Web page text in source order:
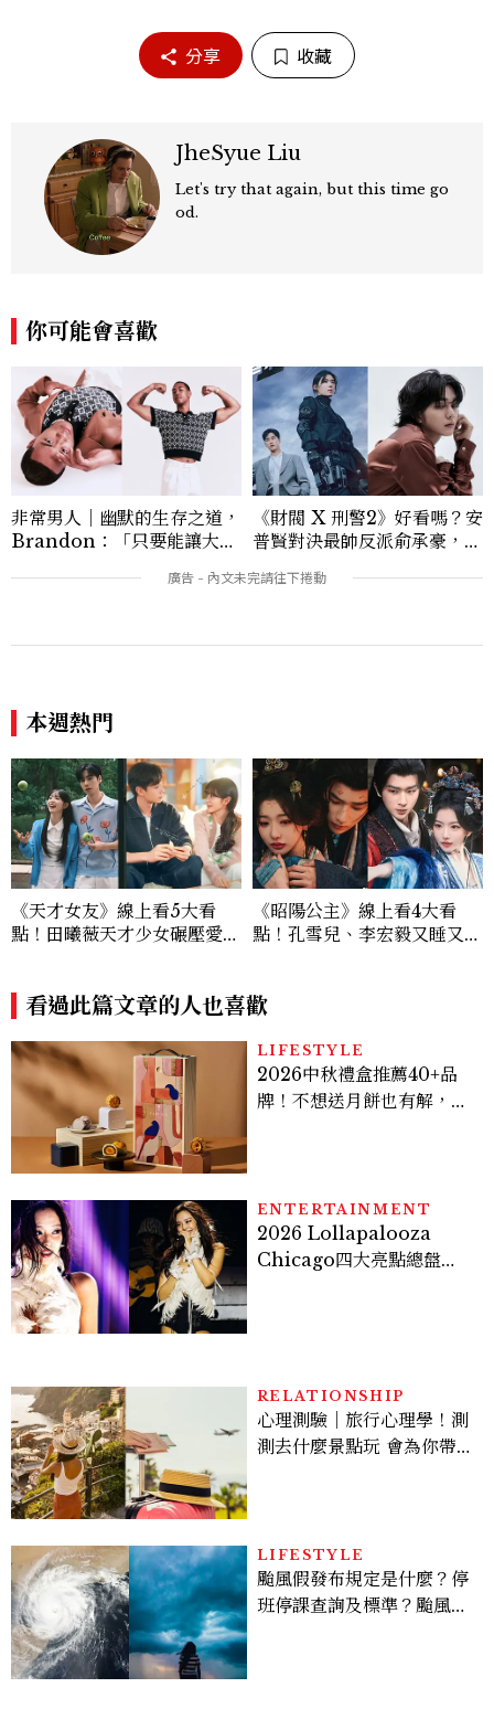
分享 收藏
JheSyue Liu
Let's try that again, but this time go
od.
你可能會喜歡
非常男人｜幽默的生存之道，
Brandon：「只要能讓大家
讓敵人成為朋友。」
《財閥 X 刑警2》好看嗎？安
普賢對決最帥反派俞承豪，鄭
卡，用錢輾壓罪犯的陳利手回
本週熱門
《天才女友》線上看5大看
點！田曦薇天才少女碾壓愛因
《昭陽公主》線上看4大看
點！孔雪兒、李宏毅又睡又鬥
看過此篇文章的人也喜歡
LIFESTYLE
2026中秋禮盒推薦40+品
牌！不想送月餅也有解，送
ENTERTAINMENT
2026 Lollapalooza
Chicago四大亮點總盤
RELATIONSHIP
心理測驗｜旅行心理學！測
測去什麼景點玩 會為你帶來
LIFESTYLE
颱風假發布規定是什麼？停
班停課查詢及標準？颱風假